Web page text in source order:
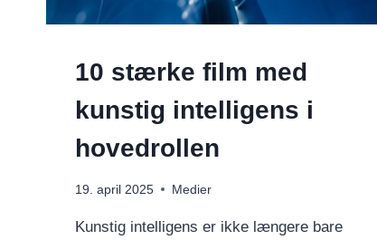
10 stærke film med
kunstig intelligens i
hovedrollen
19. april 2025 Medier
Kunstig intelligens er ikke længere bare